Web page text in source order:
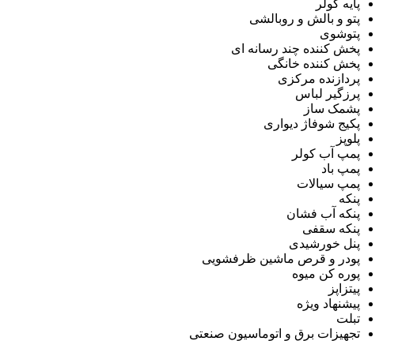
پایه کولر
پتو و بالش و روبالشی
پتوشوی
پخش کننده چند رسانه ای
پخش کننده خانگی
پردازنده مرکزی
پرزگیر لباس
پشمک ساز
پکیج شوفاژ دیواری
پلوپز
پمپ آب کولر
پمپ باد
پمپ سیالات
پنکه
پنکه آب فشان
پنکه سقفی
پنل خورشیدی
پودر و قرص ماشین ظرفشویی
پوره کن میوه
پیتزاپز
پیشنهاد ویژه
تبلت
تجهیزات برق و اتوماسیون صنعتی